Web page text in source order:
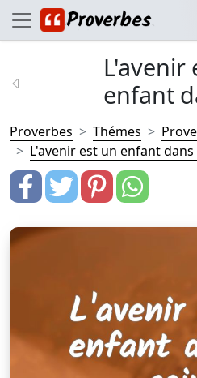
L'avenir
enfant
Proverbes Thémes
L'avenir est un enfant dans